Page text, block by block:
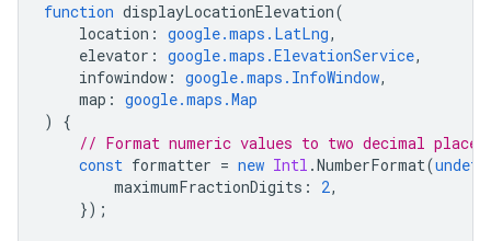
function displayLocationElevation(
location : google.maps.LatLng,
elevator : google.maps.ElevationService,
infowindow : google.maps.InfoWindow,
map : google.maps.Map
)
{
// Format numeric values to two decimal places
const formatter = new Intl .NumberFormat(
maximumFractionDigits : 2,
});